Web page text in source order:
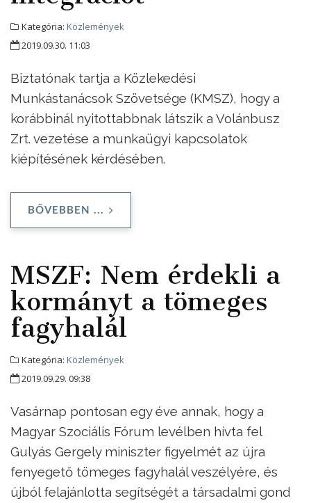
Kategória: Közlemények
2019.09.30. 11:03
Biztatónak tartja a Közlekedési
Munkástanácsok Szövetsége (KMSZ), hogy a
korábbinál nyitottabbnak látszik a Volánbusz
Zrt. vezetése a munkaügyi kapcsolatok
kiépítésének kérdésében.
BŐVEBBEN ...
MSZF: Nem érdekli a
kormányt a tömeges
fagyhalál
Kategória: Közlemények
2019.09.29. 09:38
Vasárnap pontosan egy éve annak, hogy a
Magyar Szociális Fórum levélben hívta fel
Gulyás Gergely miniszter figyelmét az újra
fenyegető tömeges fagyhalál veszélyére, és
újból felajánlotta segítségét a társadalmi gond